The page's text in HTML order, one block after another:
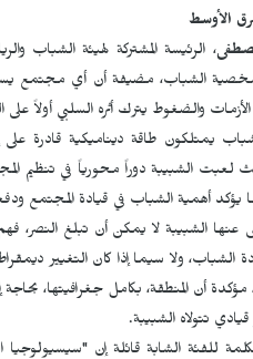
الأوسط
، الرئيسة المشتركة لهيئة الشباب
الشباب، مضيفة أن أي مجتمع يسعى
الأزمات والضغوط يترك أثره السلبي أولاً
يمتلكون طاقة ديناميكية قادرة على
الشبيبة دوراً محورياً في تنظيم
أهمية الشباب في قيادة المجتمع
الشبيبة لا يمكن أن تبلغ النصر،
ولا سيما إذا كان التغيير
مؤكدة أن المنطقة، بكامل جغرافيتها،
تتولاه الشبيبة.
الشابة قائلة إن "سيسيولوجيا